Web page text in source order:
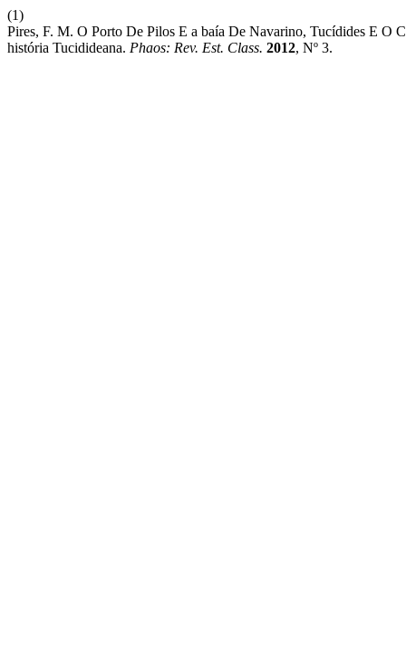
(1)
Pires, F. M. O Porto De Pilos E a baía De Navarino, Tucídides E O
história Tucidideana. Phaos: Rev. Est. Class. 2012, Nº 3.